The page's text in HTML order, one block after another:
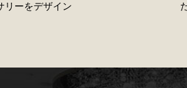
リーをデザイン